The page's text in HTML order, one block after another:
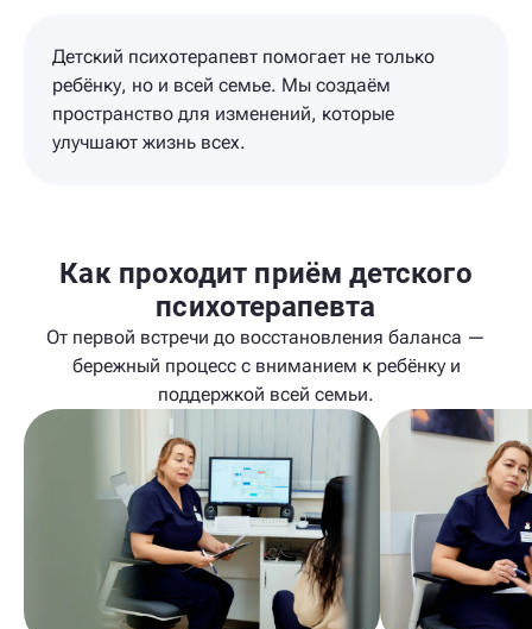
Детский психотерапевт помогает не только
ребёнку, но и всей семье. Мы создаём
пространство для изменений, которые
улучшают жизнь всех.
Как проходит приём детского
психотерапевта
От первой встречи до восстановления баланса —
бережный процесс с вниманием к ребёнку и
поддержкой всей семьи.